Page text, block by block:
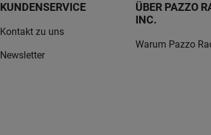
KUNDENSERVICE
Kontakt zu uns
Newsletter
ÜBER PAZZO
INC.
Warum Pazzo